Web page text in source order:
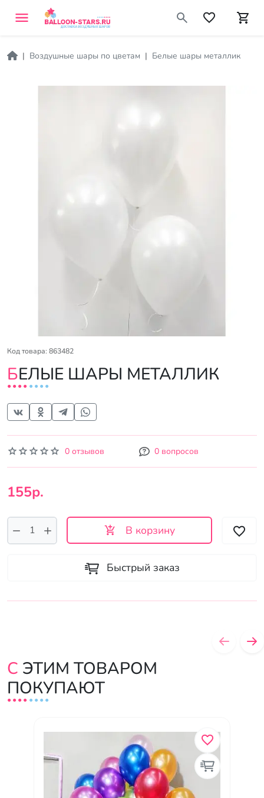
Воздушные шары по цветам Белые шары металлик
Код товара: 863482
БЕЛЫЕ ШАРЫ МЕТАЛЛИК
0 отзывов 0 вопросов
155р.
В корзину
Быстрый заказ
С ЭТИМ ТОВАРОМ
ПОКУПАЮТ